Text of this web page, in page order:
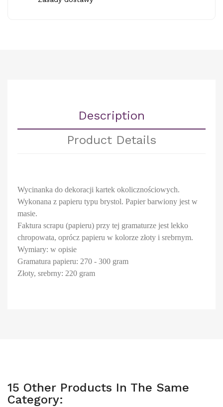
Description
Product Details
Wycinanka do dekoracji kartek okolicznościowych.
Wykonana z papieru typu brystol. Papier barwiony jest w
masie.
Faktura scrapu (papieru) przy tej gramaturze jest lekko
chropowata, oprócz papieru w kolorze złoty i srebrnym.
Wymiary: w opisie
Gramatura papieru: 270 - 300 gram
Złoty, srebrny: 220 gram
15 Other Products In The Same
Category: